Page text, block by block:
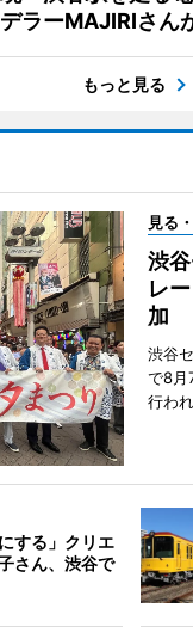
ラーMAJIRIさん
もっと見る
見る
渋
レ
加
渋谷
で8月
行われ
する」クリエ
さん、渋谷で